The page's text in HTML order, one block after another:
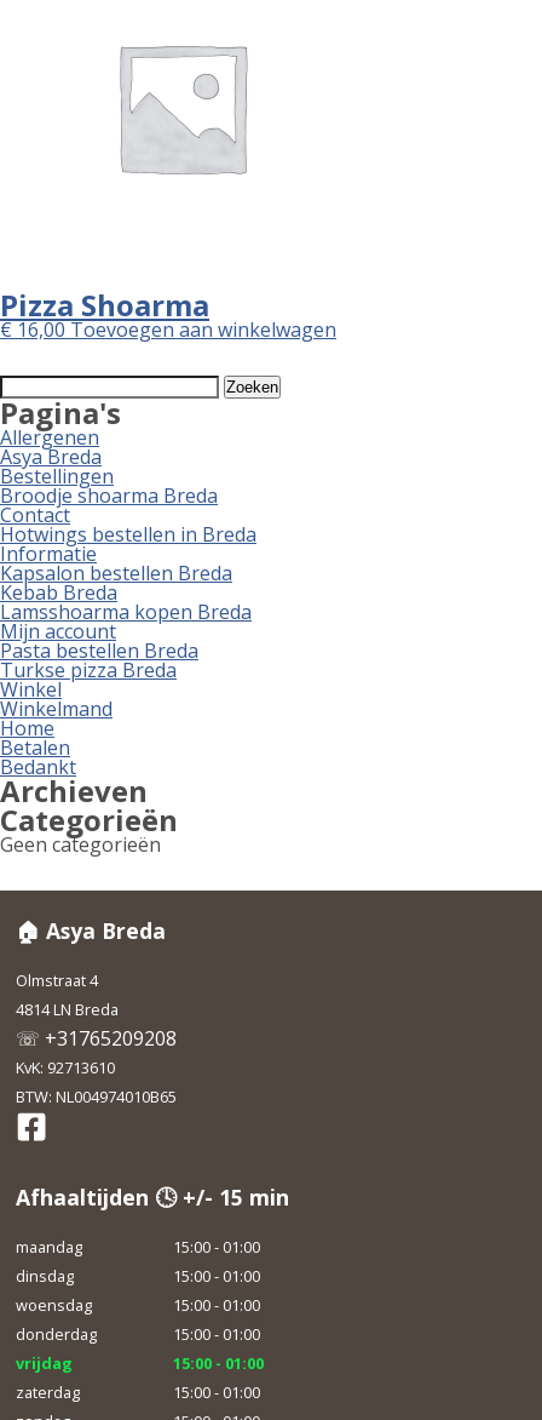
Pizza Shoarma
€16,00Toevoegen aan winkelwagen
Zoeken
naar:
Pagina's
Allergenen
Asya Breda
Bestellingen
Broodje shoarma Breda
Contact
Hotwings bestellen in Breda
Informatie
Kapsalon bestellen Breda
Kebab Breda
Lamsshoarma kopen Breda
Mijn account
Pasta bestellen Breda
Turkse pizza Breda
Winkel
Winkelmand
Home
Betalen
Bedankt
Archieven
Categorieën
Geen categorieën
🏠 Asya Breda
Olmstraat 4
4814 LN Breda
☏ +31765209208
KvK: 92713610
BTW: NL004974010B65
Afhaaltijden 🕓 +/- 15 min
maandag
15:00 - 01:00
dinsdag
15:00 - 01:00
woensdag
15:00 - 01:00
donderdag
15:00 - 01:00
vrijdag
15:00 - 01:00
zaterdag
15:00 - 01:00